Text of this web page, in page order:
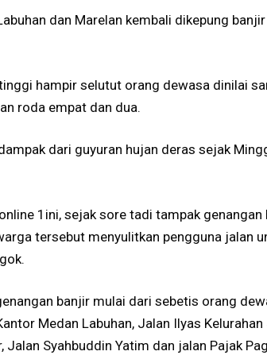
dan Marelan kembali dikepung
hampir selutut orang dewasa dinilai
roda empat dan dua.
dari guyuran hujan deras sejak
1ini, sejak sore tadi tampak
tersebut menyulitkan pengguna jalan
banjir mulai dari sebetis orang
Medan Labuhan, Jalan Ilyas
Jalan Syahbuddin Yatim dan jalan Pajak